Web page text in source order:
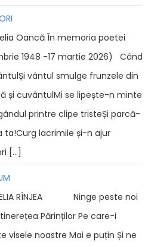
Oancă În memoria poetei
1948 -17 martie 2026) Când
vântul smulge frunzele din
și cuvântulMi se lipește-n minte
printre clipe tristeȘi parcă-
lacrimile și-n ajur
[…]
RÎNJEA Ninge peste noi
Părinților Pe care-i
visele noastre Mai e puțin Și ne